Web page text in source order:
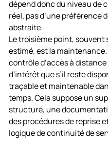
dépend donc du niveau de
réel, pas d’une préférence
abstraite.
Le troisième point, souvent
estimé, est la maintenance.
contrôle d’accès à distance
d’intérêt que s’il reste
traçable et maintenable
temps. Cela suppose un
structuré, une
des procédures de reprise
logique de continuité de